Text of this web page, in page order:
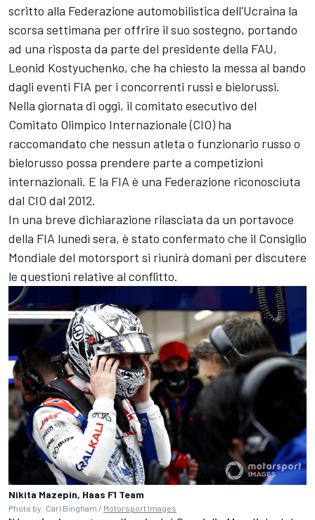
scritto alla Federazione automobilistica dell'Ucraina la
scorsa settimana per offrire il suo sostegno, portando
ad una risposta da parte del presidente della FAU,
Leonid Kostyuchenko, che ha chiesto la messa al bando
dagli eventi FIA per i concorrenti russi e bielorussi.
Nella giornata di oggi, il comitato esecutivo del
Comitato Olimpico Internazionale (CIO) ha
raccomandato che nessun atleta o funzionario russo o
bielorusso possa prendere parte a competizioni
internazionali. E la FIA è una Federazione riconosciuta
dal CIO dal 2012.
In una breve dichiarazione rilasciata da un portavoce
della FIA lunedì sera, è stato confermato che il Consiglio
Mondiale del motorsport si riunirà domani per discutere
le questioni relative al conflitto.
Nikita Mazepin, Haas F1 Team
Photo by: Carl Bingham / Motorsport Images